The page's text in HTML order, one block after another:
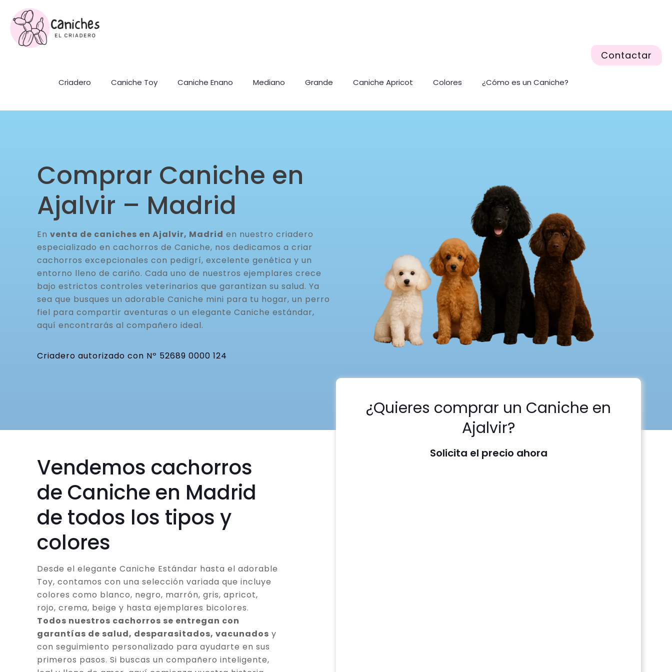
Criadero Caniche Toy Caniche Enano Mediano Grande Caniche Apricot Colores ¿Cómo es un Caniche?
Contactar
Comprar Caniche en
Ajalvir – Madrid
En venta de caniches en Ajalvir, Madrid en nuestro criadero
especializado en cachorros de Caniche, nos dedicamos a criar
cachorros excepcionales con pedigrí, excelente genética y un
entorno lleno de cariño. Cada uno de nuestros ejemplares crece
bajo estrictos controles veterinarios que garantizan su salud. Ya
sea que busques un adorable Caniche mini para tu hogar, un perro
fiel para compartir aventuras o un elegante Caniche estándar,
aquí encontrarás al compañero ideal.
Criadero autorizado con Nº 52689 0000 124
Vendemos cachorros
de Caniche en Madrid
de todos los tipos y
colores
Desde el elegante Caniche Estándar hasta el adorable
Toy, contamos con una selección variada que incluye
colores como blanco, negro, marrón, gris, apricot,
rojo, crema, beige y hasta ejemplares bicolores.
Todos nuestros cachorros se entregan con
garantías de salud, desparasitados, vacunados y
con seguimiento personalizado para ayudarte en sus
primeros pasos. Si buscas un compañero inteligente,
¿Quieres comprar un Caniche en
Ajalvir?
Solicita el precio ahora